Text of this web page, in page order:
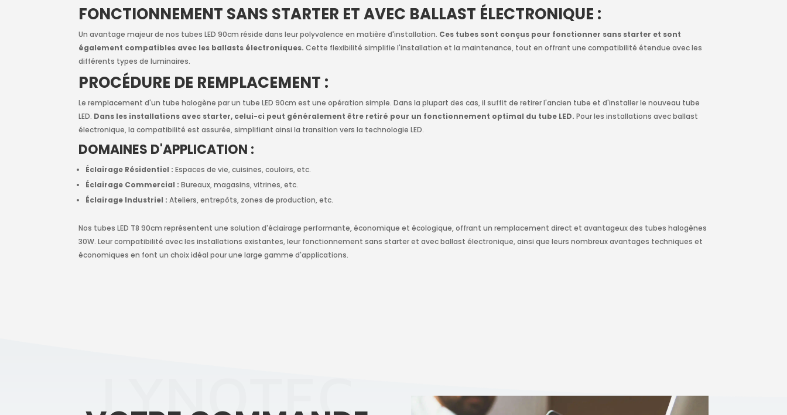
FONCTIONNEMENT SANS STARTER ET AVEC BALLAST ÉLECTRONIQUE :
Un avantage majeur de nos tubes LED 90cm réside dans leur polyvalence en matière d'installation. Ces tubes sont conçus pour fonctionner sans starter et sont
également compatibles avec les ballasts électroniques. Cette flexibilité simplifie l'installation et la maintenance, tout en offrant une compatibilité étendue avec les
différents types de luminaires.
PROCÉDURE DE REMPLACEMENT :
Le remplacement d'un tube halogène par un tube LED 90cm est une opération simple. Dans la plupart des cas, il suffit de retirer l'ancien tube et d'installer le nouveau tube
LED. Dans les installations avec starter, celui-ci peut généralement être retiré pour un fonctionnement optimal du tube LED. Pour les installations avec ballast
électronique, la compatibilité est assurée, simplifiant ainsi la transition vers la technologie LED.
DOMAINES D'APPLICATION :
Éclairage Résidentiel : Espaces de vie, cuisines, couloirs, etc.
Éclairage Commercial : Bureaux, magasins, vitrines, etc.
Éclairage Industriel : Ateliers, entrepôts, zones de production, etc.
Nos tubes LED T8 90cm représentent une solution d'éclairage performante, économique et écologique, offrant un remplacement direct et avantageux des tubes halogènes
30W. Leur compatibilité avec les installations existantes, leur fonctionnement sans starter et avec ballast électronique, ainsi que leurs nombreux avantages techniques et
économiques en font un choix idéal pour une large gamme d'applications.
LYNOTEC